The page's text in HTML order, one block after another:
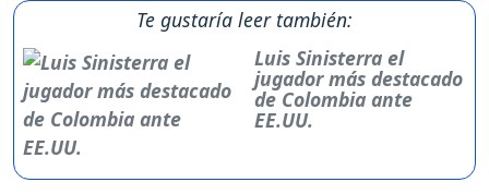
Te gustaría leer también:
Luis Sinisterra el
jugador más destacado
de Colombia ante
EE.UU.